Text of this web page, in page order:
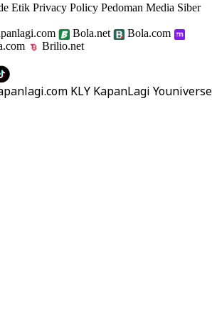
Etik Privacy Policy Pedoman Media Siber
Bola.net
Bola.com
Brilio.net
KLY KapanLagi Youniverse